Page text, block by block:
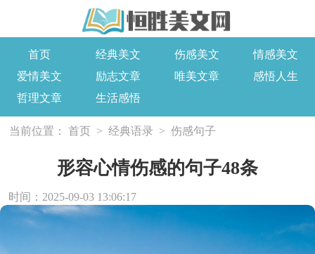
首页 经典美文 伤感美文
情感美文
爱情美文
励志文章 唯美文章
感悟人生
哲理文章
生活感悟
当前位置： 首页 > 经典语录 > 伤感句子
形容心情伤感的句子48条
时间：2025-09-03 13:06:17